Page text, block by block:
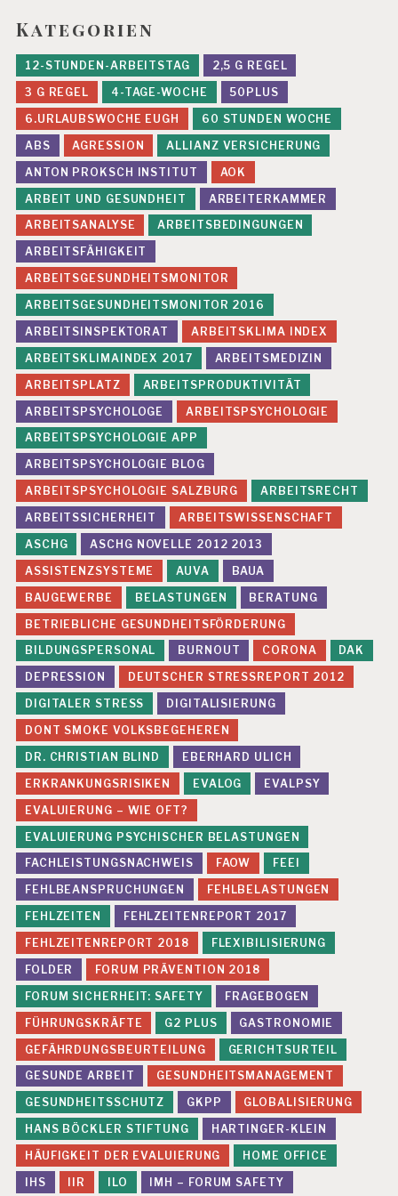
N
A
G
E
M
E
N
T
M
E
N
S
C
H
-
M
A
S
C
H
I
N
E
-
S
Y
S
T
E
M
E
P
E
R
S
O
N
A
L
A
R
B
EI
T
P
R
Ä
V
E
N
T
I
O
N
P
R
E
S
S
E
P
S
Y
C
H
Kategorien
12-STUNDEN-ARBEITSTAG
2,5 G REGEL
3 G REGEL
4-TAGE-WOCHE
50PLUS
6.URLAUBSWOCHE EUGH
60 STUNDEN WOCHE
ABS
AGRESSION
ALLIANZ VERSICHERUNG
ANTON PROKSCH INSTITUT
AOK
ARBEIT UND GESUNDHEIT
ARBEITERKAMMER
ARBEITSANALYSE
ARBEITSBEDINGUNGEN
ARBEITSFÄHIGKEIT
ARBEITSGESUNDHEITSMONITOR
ARBEITSGESUNDHEITSMONITOR 2016
ARBEITSINSPEKTORAT
ARBEITSKLIMA INDEX
ARBEITSKLIMAINDEX 2017
ARBEITSMEDIZIN
ARBEITSPLATZ
ARBEITSPRODUKTIVITÄT
ARBEITSPSYCHOLOGE
ARBEITSPSYCHOLOGIE
ARBEITSPSYCHOLOGIE APP
ARBEITSPSYCHOLOGIE BLOG
ARBEITSPSYCHOLOGIE SALZBURG
ARBEITSRECHT
ARBEITSSICHERHEIT
ARBEITSWISSENSCHAFT
ASCHG
ASCHG NOVELLE 2012 2013
ASSISTENZSYSTEME
AUVA
BAUA
BAUGEWERBE
BELASTUNGEN
BERATUNG
BETRIEBLICHE GESUNDHEITSFÖRDERUNG
BILDUNGSPERSONAL
BURNOUT CORONA
DAK
DEPRESSION
DEUTSCHER STRESSREPORT 2012
DIGITALER STRESS
DIGITALISIERUNG
DONT SMOKE VOLKSBEGEHEREN
DR. CHRISTIAN BLIND
EBERHARD ULICH
ERKRANKUNGSRISIKEN
EVALOG
EVALPSY
EVALUIERUNG – WIE OFT?
EVALUIERUNG PSYCHISCHER BELASTUNGEN
FACHLEISTUNGSNACHWEIS
FAOW
FEEI
FEHLBEANSPRUCHUNGEN
FEHLBELASTUNGEN
FEHLZEITEN
FEHLZEITENREPORT 2017
FEHLZEITENREPORT 2018
FLEXIBILISIERUNG
FOLDER
FORUM PRÄVENTION 2018
FORUM SICHERHEIT: SAFETY
FRAGEBOGEN
FÜHRUNGSKRÄFTE
G2 PLUS
GASTRONOMIE
GEFÄHRDUNGSBEURTEILUNG
GERICHTSURTEIL
GESUNDE ARBEIT
GESUNDHEITSMANAGEMENT
GESUNDHEITSSCHUTZ
GKPP
GLOBALISIERUNG
HANS BÖCKLER STIFTUNG
HARTINGER-KLEIN
HÄUFIGKEIT DER EVALUIERUNG
HOME OFFICE
IHS
IIR ILO IMH – FORUM SAFETY